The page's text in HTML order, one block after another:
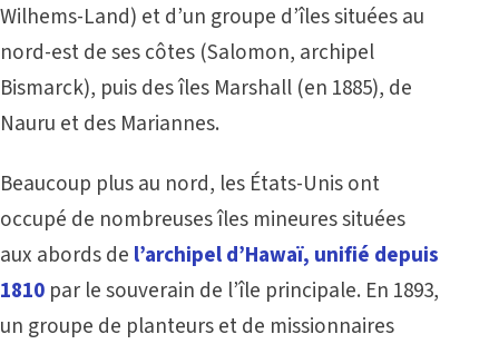
Wilhems-Land) et d’un groupe d’îles situées au
nord-est de ses côtes (Salomon, archipel
Bismarck), puis des îles Marshall (en 1885), de
Nauru et des Mariannes.
Beaucoup plus au nord, les États-Unis ont
occupé de nombreuses îles mineures situées
aux abords de l’archipel d’Hawaï, unifié depuis
1810 par le souverain de l’île principale. En 1893,
un groupe de planteurs et de missionnaires